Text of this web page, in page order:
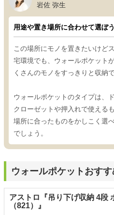
岩佐 弥生
用途や置き場所に合わせて選ぼう
この場所にモノを置きたいけ
宅環境でも、ウォールポケット
くさんのモノをすっきりと収納
ウォールポケットのタイプは、
クローゼットや押入れで使える
場所に合ったものをかしこく選
でしょう。
ウォールポケットおす
アストロ『吊り下げ収納 4段
（821）』